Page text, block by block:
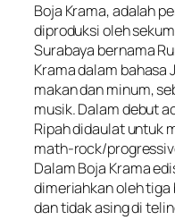
Boja Krama, adalah
diproduksi oleh
Surabaya bernama
Krama dalam bahasa
makan dan minum,
musik. Dalam debut
Ripah didaulat untuk
math-rock/
Dalam Boja Krama
dimeriahkan oleh tiga
dan tidak asing di